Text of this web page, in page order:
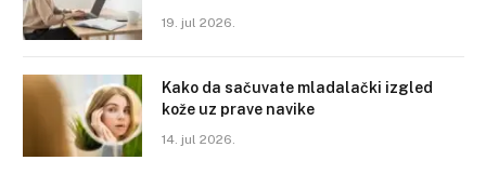
19. jul 2026.
Kako da sačuvate mladalački izgled
kože uz prave navike
14. jul 2026.